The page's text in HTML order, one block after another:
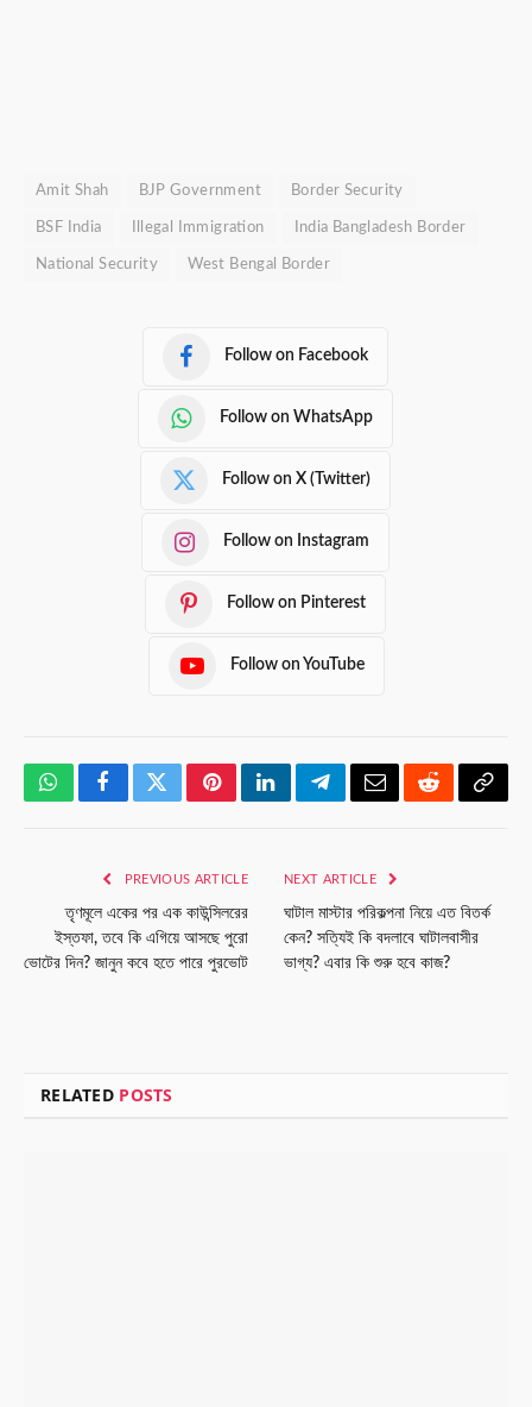
Amit Shah BJP Government Border Security
BSF India Illegal Immigration India Bangladesh Border
National Security West Bengal Border
Follow on Facebook
Follow on WhatsApp
Follow on X (Twitter)
Follow on Instagram
Follow on Pinterest
Follow on YouTube
WhatsAppFacebookTwitterPinterestLinkedInTelegramEmailRedditCopy
PREVIOUS ARTICLE
তৃণমূলে একের পর এক কাউন্সিলরের
ইস্তফা, তবে কি এগিয়ে আসছে পুরো
ভোটের দিন? জানুন কবে হতে পারে পুরভোট
NEXT ARTICLE
ঘাটাল মাস্টার পরিকল্পনা নিয়ে এত বিতর্ক
কেন? সত্যিই কি বদলাবে ঘাটালবাসীর
ভাগ্য? এবার কি শুরু হবে কাজ?
RELATED POSTS